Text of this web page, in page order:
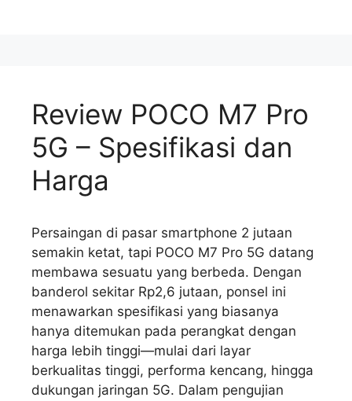
Review POCO M7 Pro
5G – Spesifikasi dan
Harga
Persaingan di pasar smartphone 2 jutaan
semakin ketat, tapi POCO M7 Pro 5G datang
membawa sesuatu yang berbeda. Dengan
banderol sekitar Rp2,6 jutaan, ponsel ini
menawarkan spesifikasi yang biasanya
hanya ditemukan pada perangkat dengan
harga lebih tinggi—mulai dari layar
berkualitas tinggi, performa kencang, hingga
dukungan jaringan 5G. Dalam pengujian